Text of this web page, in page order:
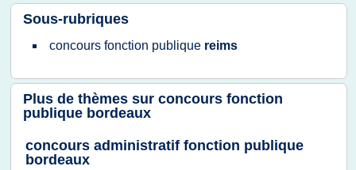
Sous-rubriques
concours fonction publique reims
Plus de thèmes sur concours fonction
publique bordeaux
concours administratif fonction publique
bordeaux